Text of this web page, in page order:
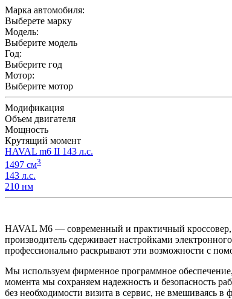
Марка автомобиля:
Выберете марку
Модель:
Выберите модель
Год:
Выберите год
Мотор:
Выберите мотор
Модификация
Объем двигателя
Мощность
Крутящий момент
HAVAL m6 II 143 л.с.
1497 см3
143 л.с.
210 нм
HAVAL M6 — современный и практичный кроссовер,
производитель сдерживает настройками
профессионально раскрывают эти возможности с
Мы используем фирменное программное
момента мы сохраняем надежность и безопасность
без необходимости визита в сервис, не вмешиваясь